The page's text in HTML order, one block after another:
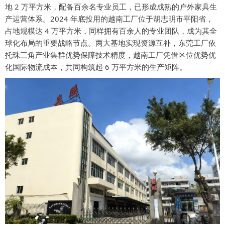
地 2 万平方米，配备百余名专业员工，已形成成熟的户外家具生
产运营体系。2024 年底投用的越南工厂位于胡志明市平阳省，
占地规模达 4 万平方米，同样拥有百余人的专业团队，成为其全
球化布局的重要战略节点。两大基地实现资源互补，东莞工厂依
托珠三角产业集群优势保障技术精度，越南工厂凭借区位优势优
化国际物流成本，共同构筑起 6 万平方米的生产矩阵。